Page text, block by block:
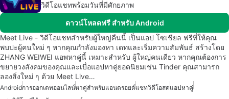
วิดีโอแชทพร้อมวันที่มีศักยภาพ
ดาวน์โหลดฟรี สำหรับ Android
Meet Live - วิดีโอแชทสำหรับผู้ใหญ่คืนนี้ เป็นแอป โซเชียล ฟรีที่ให้คุณ
พบปะผู้คนใหม่ ๆ หากคุณกำลังมองหา เดทและเริ่มความสัมพันธ์ สร้างโดย
ZHANG WEIWEI แอพหาคู่นี้ เหมาะสำหรับ ผู้ใหญ่คนเดียว หากคุณต้องการ
ขยายวงสังคมของคุณและเบื่อแอปหาคู่ยอดนิยมเช่น Tinder คุณสามารถ
ลองสิ่งใหม่ ๆ ด้วย Meet Live…
Androidการออกเดทออนไลน์หาคู่สำหรับแอนดรอยด์แชทวิดีโอสดแอปหาคู่